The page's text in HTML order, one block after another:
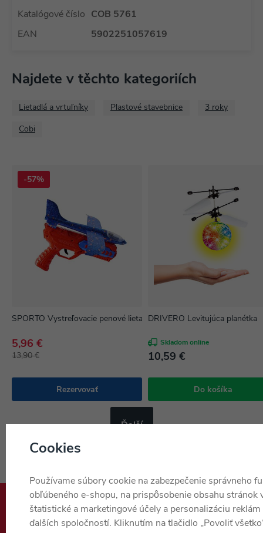
Katalógové číslo COB 5761
EAN 5902251057619
Najdete v těchto kategoriích
Lietadlá a vrtuľníky Plastové stavebnice 3 roky
Cobi
-57%
SPORTO Vystreľovacie penové lietadlo so svetlom
13,90 €
5,96 €
Rezervovať
DRIVERO Levitujúca planétka
Skladom online
10,59 €
Do košíka
Ďalší
Poradíme vám
046/877 55 50
Cookies
Používame súbory cookie na zabezpečenie správneho
obľúbeného e-shopu, na prispôsobenie obsahu stránok
štatistické a marketingové účely a personalizáciu
ďalších spoločností. Kliknutím na tlačidlo „Povoliť